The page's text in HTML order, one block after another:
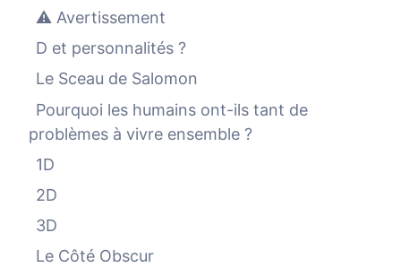
⚠️ Avertissement
D et personnalités ?
Le Sceau de Salomon
Pourquoi les humains ont-ils tant de
problèmes à vivre ensemble ?
1D
2D
3D
Le Côté Obscur